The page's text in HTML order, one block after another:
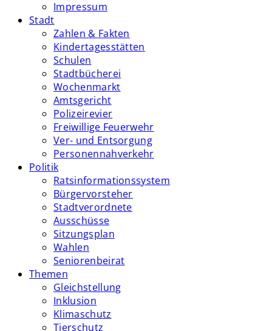
Impressum
Stadt
Zahlen & Fakten
Kindertagesstätten
Schulen
Stadtbücherei
Wochenmarkt
Amtsgericht
Polizeirevier
Freiwillige Feuerwehr
Ver- und Entsorgung
Personennahverkehr
Politik
Ratsinformationssystem
Bürgervorsteher
Stadtverordnete
Ausschüsse
Sitzungsplan
Wahlen
Seniorenbeirat
Themen
Gleichstellung
Inklusion
Klimaschutz
Tierschutz